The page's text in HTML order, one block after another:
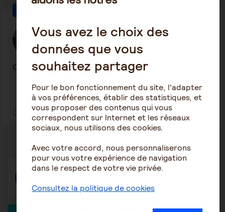
thomas bourdenet
30 mars 2026 15:24
Contestation Sucession
Vous avez le choix des
données que vous
souhaitez partager
Pour le bon fonctionnement du site, l'adapter
à vos préférences, établir des statistiques, et
vous proposer des contenus qui vous
correspondent sur Internet et les réseaux
sociaux, nous utilisons des cookies.
Avec votre accord, nous personnaliserons
pour vous votre expérience de navigation
dans le respect de votre vie privée.
Consultez la politique de cookies